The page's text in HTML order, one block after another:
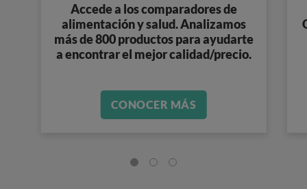
Accede a loscomparadores de
alimentación y salud. Analizamos
más de 800 productospara ayudarte
a encontrar el mejor calidad/precio.
CONOCER MÁS